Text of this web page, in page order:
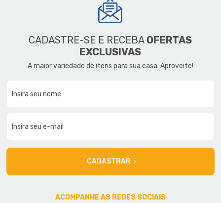
CADASTRE-SE E RECEBA OFERTAS
EXCLUSIVAS
A maior variedade de itens para sua casa. Aproveite!
CADASTRAR
ACOMPANHE AS REDES SOCIAIS